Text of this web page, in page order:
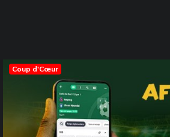
Coup d'Cœur